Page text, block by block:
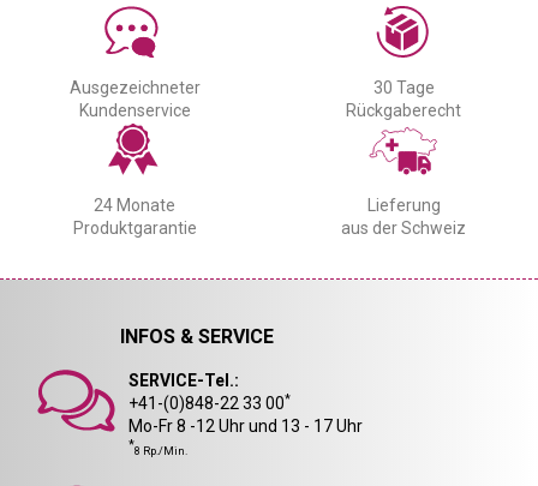
Ausgezeichneter
Kundenservice
30 Tage
Rückgaberecht
24 Monate
Produktgarantie
Lieferung
aus der Schweiz
INFOS & SERVICE
SERVICE-Tel.:
+41-(0)848-22 33 00*
Mo-Fr 8 -12 Uhr und 13 - 17 Uhr
*8 Rp./Min.